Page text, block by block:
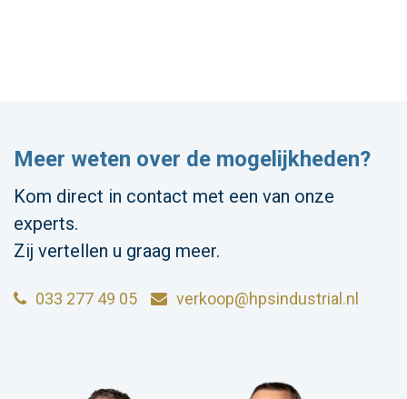
Meer weten over de mogelijkheden?
Kom direct in contact met een van onze
experts.
Zij vertellen u graag meer.
033 277 49 05 verkoop@hpsindustrial.nl